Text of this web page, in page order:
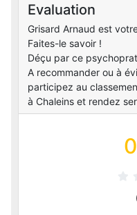
Evaluation
Grisard Arnaud est
Faites-le savoir !
Déçu par ce
A recommander ou à
participez au
à Chaleins et rendez